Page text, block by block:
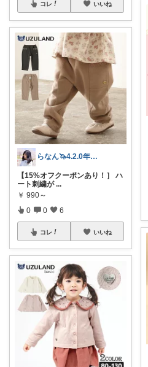
コレ いいね
らなん🦄4.2.0年子育児
【15%オフクーポンあり！］ ハ
ート刺繍が ...
￥ 990～
0 0 6
コレ いいね